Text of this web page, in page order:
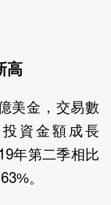
高
美金，交易數
資金額成長
年第二季相比
。